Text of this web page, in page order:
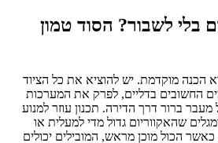
בלי לשבור? הסוד טמון
הכנה מוקדמת. יש להוציא את כל הציוד
החשובים בדליים, לפרק את המערכות
מעבר ברור דרך הדירה. תכנון עוזר למנוע
שהאקווריום גדול מדי למעלית או
הכול מוכן מראש, המובילים יכולים